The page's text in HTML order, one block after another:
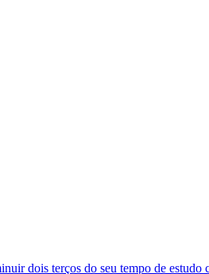
dois terços do seu tempo de estudo